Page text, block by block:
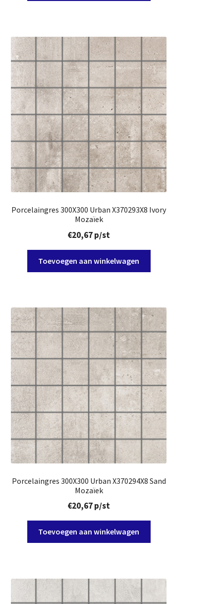
Porcelaingres 300X300 Urban X370293X8 Ivory
Mozaïek
€20,67p/st
Toevoegen aan winkelwagen
Porcelaingres 300X300 Urban X370294X8 Sand
Mozaïek
€20,67p/st
Toevoegen aan winkelwagen